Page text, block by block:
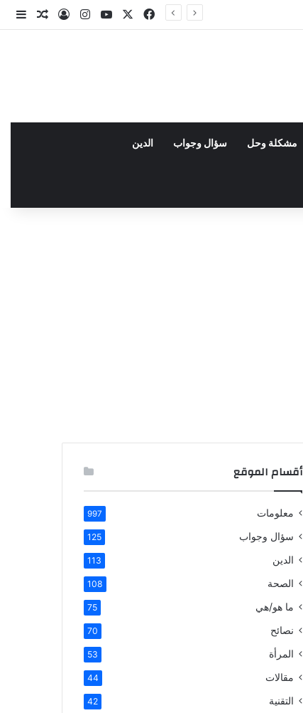
فيسبوك يوتيوبانستقرام
تسجيلمقال
مشكلة وحل سؤال وجواب الدين
أقسام الموقع
معلومات 997
سؤال وجواب 125
الدين 113
الصحة 108
ما هو/هي 75
نصائح 70
المرأة 53
مقالات 44
التقنية 42